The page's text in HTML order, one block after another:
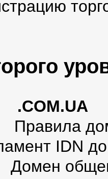
.COM.UA
Правила
IDN